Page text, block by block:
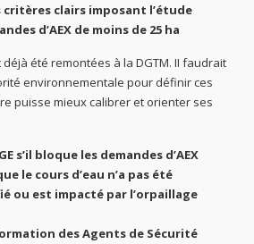
clairs imposant l’étude
d’AEX de moins de 25 ha
été remontées à la DGTM. II faudrait
environnementale pour définir ces
puisse mieux calibrer et orienter ses
s’il bloque les demandes d’AEX
le cours d’eau n’a pas été
ou est impacté par l’orpaillage
des Agents de Sécurité